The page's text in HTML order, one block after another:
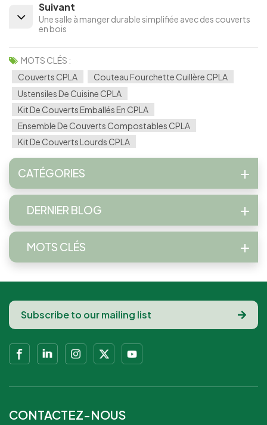
Suivant
Une salle à manger durable simplifiée avec des couverts
en bois
MOTS CLÉS :
Couverts CPLA
Couteau Fourchette Cuillère CPLA
Ustensiles De Cuisine CPLA
Kit De Couverts Emballés En CPLA
Ensemble De Couverts Compostables CPLA
Kit De Couverts Lourds CPLA
CATÉGORIES
DERNIER BLOG
MOTS CLÉS
CONTACTEZ-NOUS